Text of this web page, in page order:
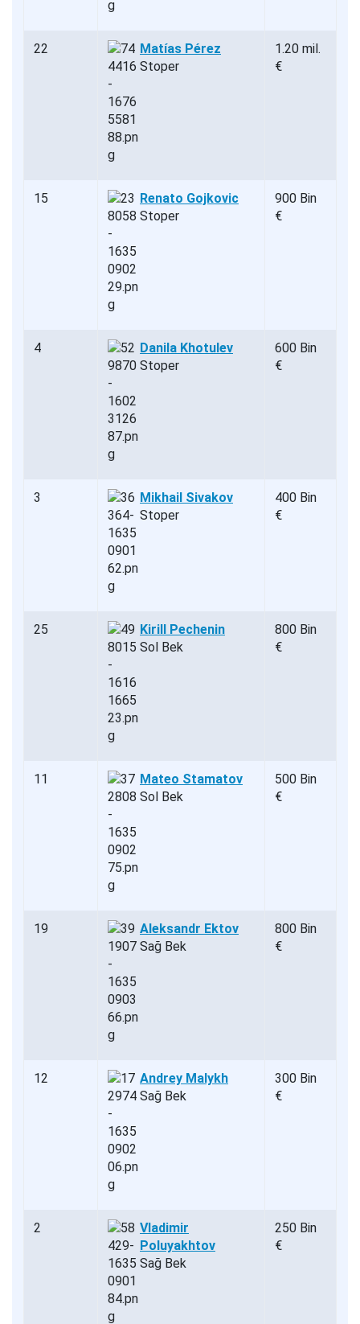
22
Matías Pérez
Stoper
1.20 mil.
€
15
Renato Gojkovic
Stoper
900 Bin
€
4
Danila Khotulev
Stoper
600 Bin
€
3
Mikhail Sivakov
Stoper
400 Bin
€
25
Kirill Pechenin
Sol Bek
800 Bin
€
11
Mateo Stamatov
Sol Bek
500 Bin
€
19
Aleksandr Ektov
Sağ Bek
800 Bin
€
12
Andrey Malykh
Sağ Bek
300 Bin
€
2
Vladimir
Poluyakhtov
Sağ Bek
250 Bin
€